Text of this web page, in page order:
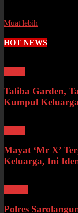
Muat lebih
HOT NEWS
Taliba Garden,
Kumpul
Mayat ‘Mr X’
Keluarga, Ini
Polres